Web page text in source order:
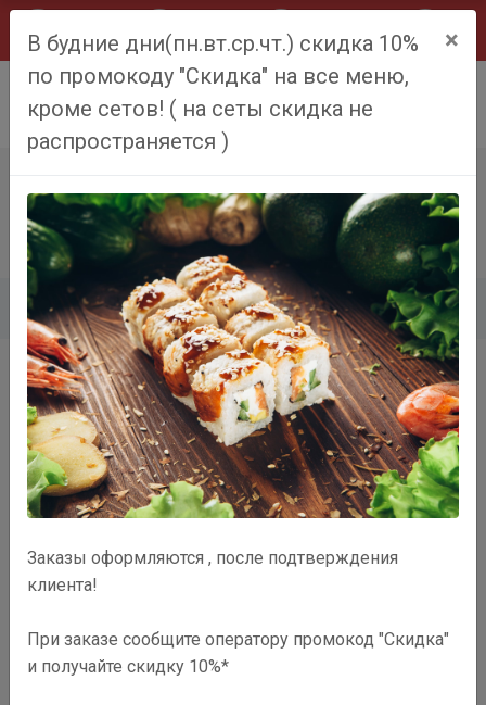
ЭБИ ЛЮКС
Главная Меню Эби Люкс
В будние дни(пн.вт.ср.чт.) скидка 10%
по промокоду "Скидка" на все меню,
кроме сетов! ( на сеты скидка не
распространяется )
×
Заказы оформляются , после подтверждения
клиента!
При заказе сообщите оператору промокод "Скидка"
и получайте скидку 10%*